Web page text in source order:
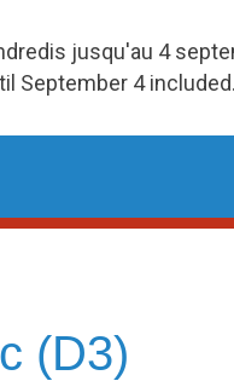
jusqu'au 4
September 4 included.
(D3)